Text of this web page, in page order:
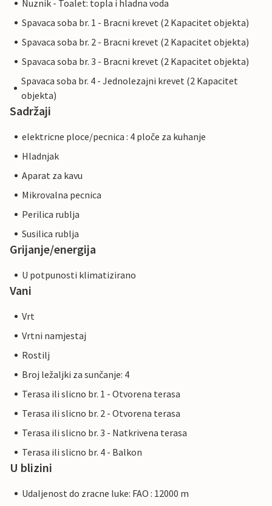
Nuznik - Toalet: topla i hladna voda
Spavaca soba br. 1 - Bracni krevet (2 Kapacitet objekta)
Spavaca soba br. 2 - Bracni krevet (2 Kapacitet objekta)
Spavaca soba br. 3 - Bracni krevet (2 Kapacitet objekta)
Spavaca soba br. 4 - Jednolezajni krevet (2 Kapacitet
objekta)
Sadržaji
elektricne ploce/pecnica : 4 ploče za kuhanje
Hladnjak
Aparat za kavu
Mikrovalna pecnica
Perilica rublja
Susilica rublja
Grijanje/energija
U potpunosti klimatizirano
Vani
Vrt
Vrtni namjestaj
Rostilj
Broj ležaljki za sunčanje: 4
Terasa ili slicno br. 1 - Otvorena terasa
Terasa ili slicno br. 2 - Otvorena terasa
Terasa ili slicno br. 3 - Natkrivena terasa
Terasa ili slicno br. 4 - Balkon
U blizini
Udaljenost do zracne luke: FAO : 12000 m